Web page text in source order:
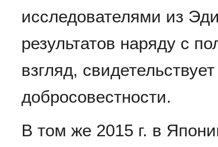
исследователями из
результатов наряду с
взгляд,
добросовестности.
В том же 2015 г. в